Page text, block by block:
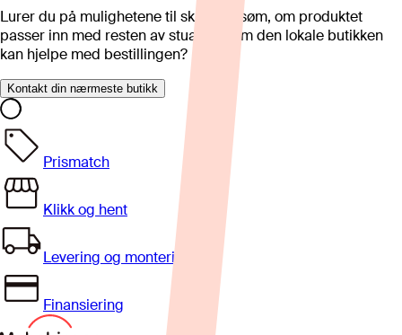
Lurer du på mulighetene til skreddersøm, om produktet
passer inn med resten av stua eller om den lokale butikken
kan hjelpe med bestillingen?
Kontakt din nærmeste butikk
Prismatch
Klikk og hent
Levering og montering
Finansiering